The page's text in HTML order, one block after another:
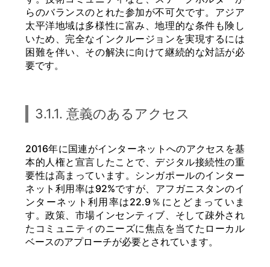
らのバランスのとれた参加が不可欠です。アジア
太平洋地域は多様性に富み、地理的な条件も険し
いため、完全なインクルージョンを実現するには
困難を伴い、その解決に向けて継続的な対話が必
要です。
3.1.1. 意義のあるアクセス
2016年に国連がインターネットへのアクセスを基
本的人権と宣言したことで、デジタル接続性の重
要性は高まっています。シンガポールのインター
ネット利用率は92%ですが、アフガニスタンのイ
ンターネット利用率は22.9％にとどまっていま
す。政策、市場インセンティブ、そして疎外され
たコミュニティのニーズに焦点を当てたローカル
ベースのアプローチが必要とされています。